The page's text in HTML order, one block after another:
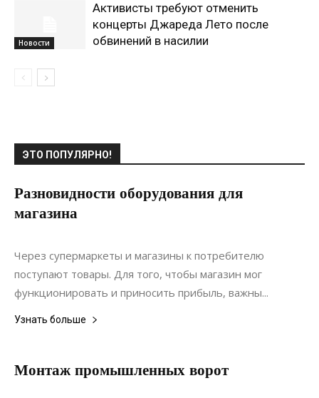
Новости
Активисты требуют отменить
концерты Джареда Лето после
обвинений в насилии
ЭТО ПОПУЛЯРНО!
Разновидности оборудования для
магазина
07.12.2019
Через супермаркеты и магазины к потребителю
поступают товары. Для того, чтобы магазин мог
функционировать и приносить прибыль, важны...
Узнать больше
Монтаж промышленных ворот
08.12.2019